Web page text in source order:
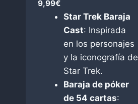
9,99€
Star Trek Baraja
Cast: Inspirada
en los personajes
y la iconografía de
Star Trek.
Baraja de póker
de 54 cartas: